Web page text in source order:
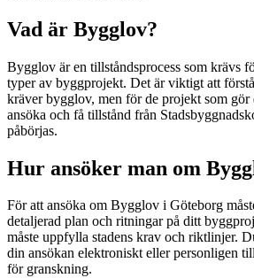
Vad är Bygglov?
Bygglov är en tillståndsprocess som krävs
typer av byggprojekt. Det är viktigt att
kräver bygglov, men för de projekt som gör
ansöka och få tillstånd från
påbörjas.
Hur ansöker man om
För att ansöka om Bygglov i Göteborg
detaljerad plan och ritningar på ditt
måste uppfylla stadens krav och riktlinjer.
din ansökan elektroniskt eller personligen
för granskning.